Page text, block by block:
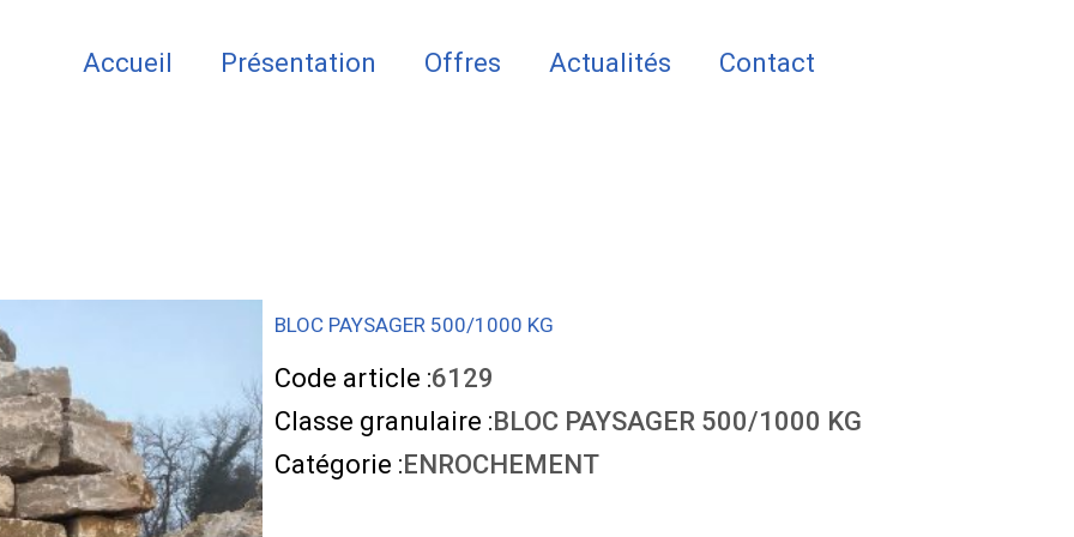
Accueil Présentation Offres Actualités Contact
BLOC PAYSAGER 500/1000 KG
Code article :6129
Classe granulaire :BLOC PAYSAGER 500/1000 KG
Catégorie :ENROCHEMENT